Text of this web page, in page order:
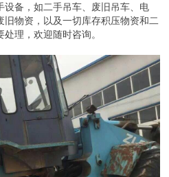
设备，如二手吊车、废旧吊车、电
旧物资，以及一切库存积压物资和二
理，欢迎随时咨询。